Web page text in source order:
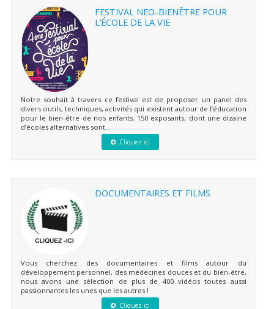
FESTIVAL NEO-BIENÊTRE POUR
L’ÉCOLE DE LA VIE
Notre souhait à travers ce festival est de proposer un panel des
divers outils, techniques, activités qui existent autour de l’éducation
pour le bien-être de nos enfants. 150 exposants, dont une dizaine
d’écoles alternatives sont...
Cliquez ici
DOCUMENTAIRES ET FILMS
Vous cherchez des documentaires et films autour du
développement personnel, des médecines douces et du bien-être,
nous avons une sélection de plus de 400 vidéos toutes aussi
passionnantes les unes que les autres !
Cliquez ici